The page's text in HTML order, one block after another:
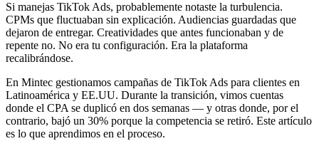
Si manejas TikTok Ads, probablemente notaste la turbulencia.
CPMs que fluctuaban sin explicación. Audiencias guardadas que
dejaron de entregar. Creatividades que antes funcionaban y de
repente no. No era tu configuración. Era la plataforma
recalibrándose.
En Mintec gestionamos campañas de TikTok Ads para clientes en
Latinoamérica y EE.UU. Durante la transición, vimos cuentas
donde el CPA se duplicó en dos semanas — y otras donde, por el
contrario, bajó un 30% porque la competencia se retiró. Este artículo
es lo que aprendimos en el proceso.